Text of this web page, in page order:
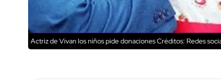
Actriz de Vivan los niños pide donacionesCréditos: Redes